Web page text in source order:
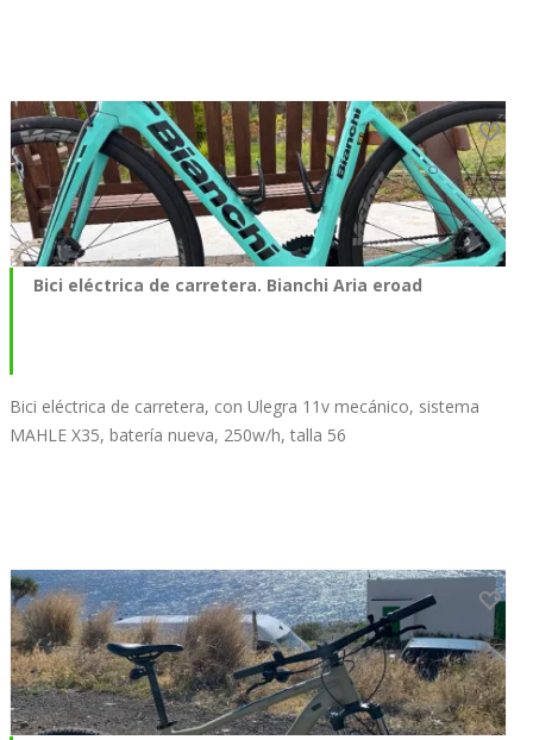
Bici eléctrica de carretera. Bianchi Aria eroad
Bici eléctrica de carretera, con Ulegra 11v mecánico, sistema
MAHLE X35, batería nueva, 250w/h, talla 56